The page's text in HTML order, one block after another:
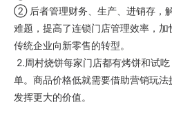
② 后者管理财务、生产、进销存，
难题，提高了连锁门店管理效率，
传统企业向新零售的转型。
2.周村烧饼每家门店都有烤饼和试
单。商品价格低就需要借助营销玩
发挥更大的价值。